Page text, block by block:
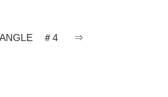
TRIANGLE ＃4 ⇒